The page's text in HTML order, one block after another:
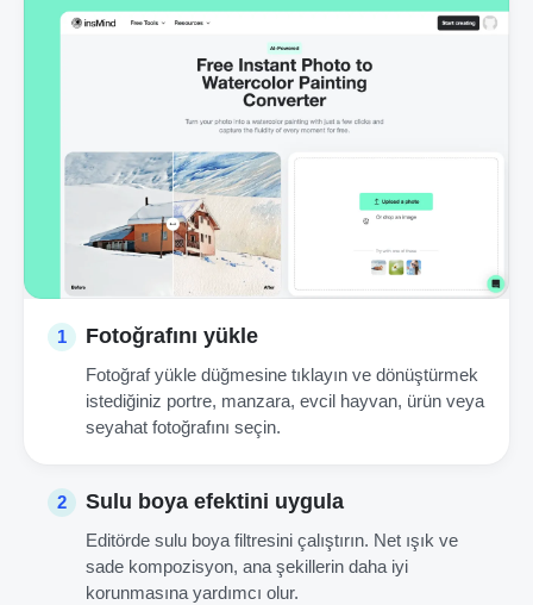
1 Fotoğrafını yükle
Fotoğraf yükle düğmesine tıklayın ve dönüştürmek
istediğiniz portre, manzara, evcil hayvan, ürün veya
seyahat fotoğrafını seçin.
2 Sulu boya efektini uygula
Editörde sulu boya filtresini çalıştırın. Net ışık ve
sade kompozisyon, ana şekillerin daha iyi
korunmasına yardımcı olur.